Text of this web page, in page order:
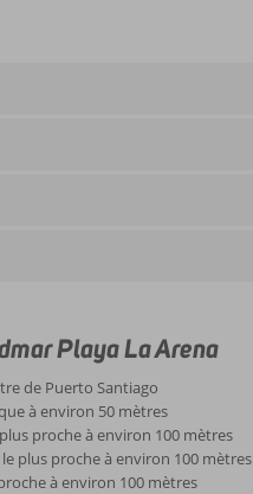
Playa La Arena
de Puerto Santiago
à environ 50 mètres
proche à environ 100 mètres
plus proche à environ 100 mètres
à environ 100 mètres